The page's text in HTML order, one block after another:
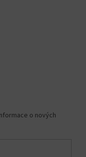
o nových